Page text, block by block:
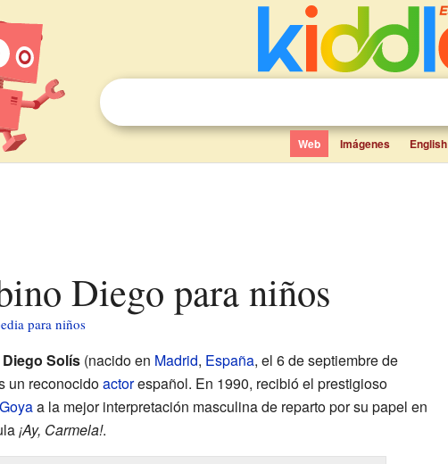
Web Imágenes English
Diego para niños
para niños
Solís(nacido en Madrid, España, el 6 de septiembre de
un reconocidoactorespañol. En 1990, recibió el prestigioso
a la mejor interpretación masculina de reparto por su papel en
¡Ay, Carmela!.